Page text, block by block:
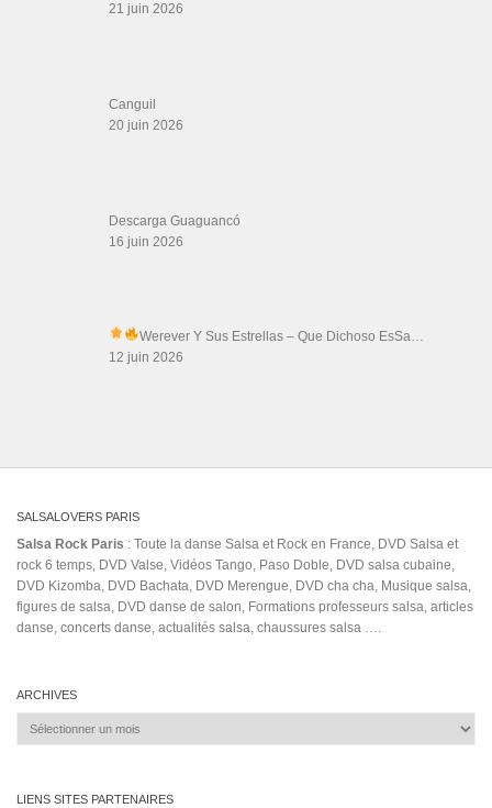
21 juin 2026
Canguil
20 juin 2026
Descarga Guaguancó
16 juin 2026
Werever Y Sus Estrellas – Que Dichoso EsSa…
12 juin 2026
SALSALOVERS PARIS
Salsa Rock Paris : Toute la danse Salsa et Rock en France, DVD Salsa et
rock 6 temps, DVD Valse, Vidéos Tango, Paso Doble, DVD salsa cubaine,
DVD Kizomba, DVD Bachata, DVD Merengue, DVD cha cha, Musique salsa,
figures de salsa, DVD danse de salon, Formations professeurs salsa, articles
danse, concerts danse, actualités salsa, chaussures salsa ….
ARCHIVES
Archives
LIENS SITES PARTENAIRES